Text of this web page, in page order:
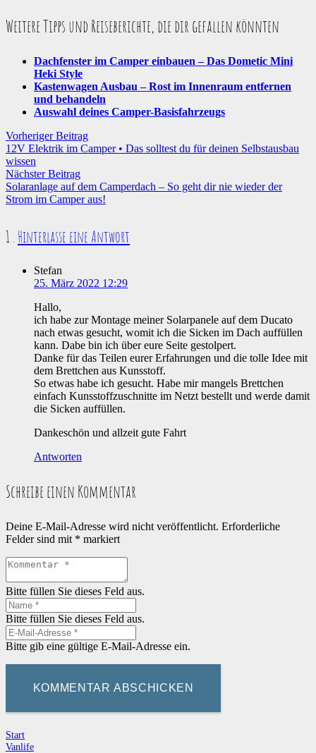
Weitere Tipps und Reiseberichte, die dir gefallen könnten
Dachfenster im Camper einbauen – Das Dometic Mini
Heki Style
Kastenwagen Ausbau – Rost im Innenraum entfernen
und behandeln
Auswahl deines Camper-Basisfahrzeugs
Vorheriger Beitrag
12V Elektrik im Camper • Das solltest du für deinen Selbstausbau
wissen
Nächster Beitrag
Solaranlage auf dem Camperdach – So geht dir nie wieder der
Strom im Camper aus!
1 Kommentar
Hinterlasse eine Antwort
Stefan
25. März 2022 12:29
Hallo,
ich habe zur Montage meiner Solarpanele auf dem Ducato
nach etwas gesucht, womit ich die Sicken im Dach auffüllen
kann. Dabe bin ich über eure Seite gestolpert.
Danke für das Teilen eurer Erfahrungen und die tolle Idee mit
dem Brettchen aus Kunsstoff.
So etwas habe ich gesucht. Habe mir mangels Brettchen
einfach Kunsstoffzuschnitte im Netzt bestellt und werde damit
die Sicken auffüllen.
Dankeschön und allzeit gute Fahrt
Antworten
Schreibe einen Kommentar
Deine E-Mail-Adresse wird nicht veröffentlicht. Erforderliche
Felder sind mit * markiert
Bitte füllen Sie dieses Feld aus.
Bitte füllen Sie dieses Feld aus.
Bitte gib eine gültige E-Mail-Adresse ein.
KOMMENTAR ABSCHICKEN
Start
Vanlife